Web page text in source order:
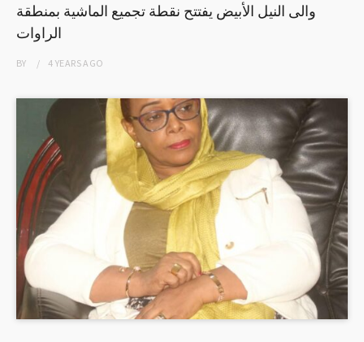
والى النيل الأبيض يفتتح نقطة تجميع الماشية بمنطقة
الراوات
BY 4 YEARSAGO